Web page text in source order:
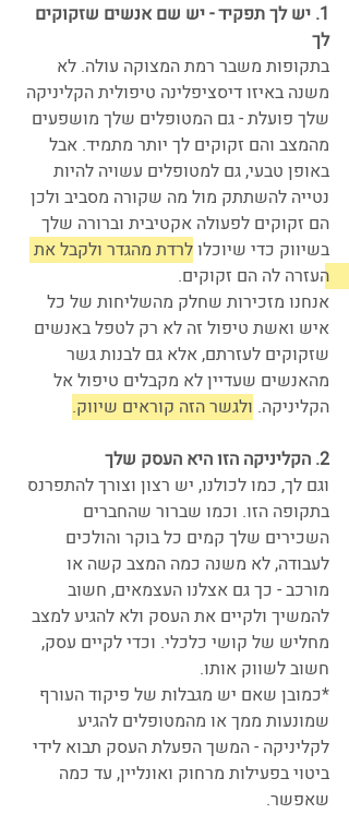
1. יש לך תפקיד - יש שם אנשים שזקוקים
לך
בתקופות משבר רמת המצוקה עולה. לא
משנה באיזו דיסציפלינה טיפולית הקליניקה
שלך פועלת - גם המטופלים שלך מושפעים
מהמצב והם זקוקים לך יותר מתמיד. אבל
באופן טבעי, גם למטופלים עשויה להיות
נטייה להשתתק מול מה שקורה מסביב ולכן
הם זקוקים לפעולה אקטיבית וברורה שלך
בשיווק כדי שיוכלו לרדת מהגדר ולקבל את
העזרה לה הם זקוקים.
אנחנו מזכירות שחלק מהשליחות של כל
איש ואשת טיפול זה לא רק לטפל באנשים
שזקוקים לעזרתם, אלא גם לבנות גשר
מהאנשים שעדיין לא מקבלים טיפול אל
הקליניקה. ולגשר הזה קוראים שיווק.
2. הקליניקה הזו היא העסק שלך
וגם לך, כמו לכולנו, יש רצון וצורך להתפרנס
בתקופה הזו. וכמו שברור שהחברים
השכירים שלך קמים כל בוקר והולכים
לעבודה, לא משנה כמה המצב קשה או
מורכב - כך גם אצלנו העצמאים, חשוב
להמשיך ולקיים את העסק ולא להגיע למצב
מחליש של קושי כלכלי. וכדי לקיים עסק,
חשוב לשווק אותו.
*כמובן שאם יש מגבלות של פיקוד העורף
שמונעות ממך או מהמטופלים להגיע
לקליניקה - המשך הפעלת העסק תבוא לידי
ביטוי בפעילות מרחוק ואונליין, עד כמה
שאפשר.